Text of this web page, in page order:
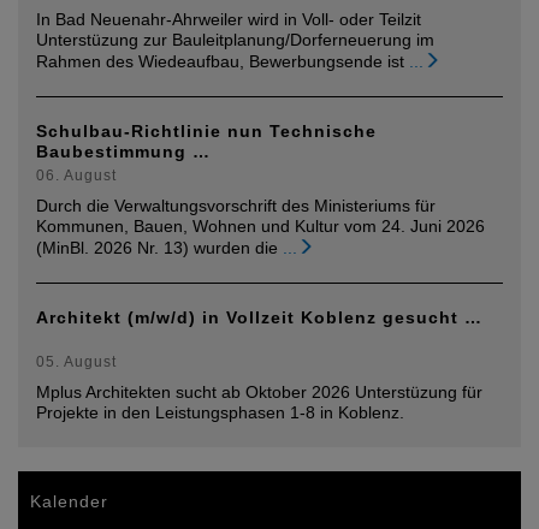
In Bad Neuenahr-Ahrweiler wird in Voll- oder Teilzit
Unterstüzung zur Bauleitplanung/Dorferneuerung im
Rahmen des Wiedeaufbau, Bewerbungsende ist
Schulbau-Richtlinie nun Technische
Baubestimmung …
06. August
Durch die Verwaltungsvorschrift des Ministeriums für
Kommunen, Bauen, Wohnen und Kultur vom 24. Juni 2026
(MinBl. 2026 Nr. 13) wurden die
Architekt (m/w/d) in Vollzeit Koblenz gesucht …
05. August
Mplus Architekten sucht ab Oktober 2026 Unterstüzung für
Projekte in den Leistungsphasen 1-8 in Koblenz.
Kalender